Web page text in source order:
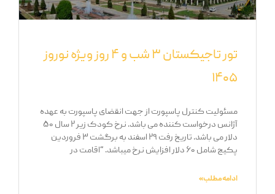
تور تاجیکستان ۳ شب و ۴ روز ویژه نوروز
۱۴۰۵
مسئولیت کنترل پاسپورت از جهت انقضای پاسپورت به عهده
آژانس درخواست کننده می باشد. نرخ کودک زیر ۲ سال ۵۰
دلار می باشد. تاریخ رفت ۲۹ اسفند به برگشت ۳ فروردین
پکیج شامل ۶۰ دلار افزایش نرخ میباشد. “اقامت در
ادامه مطلب »